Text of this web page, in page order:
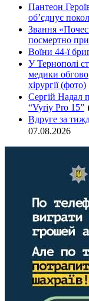
Пантеон
об’єднує
Звання
посмертно
Воїни 44-ї
У Тернополі
медики
хірургії (фото)
Сергій Надал
“Vyriy Pro 15”
Вдруге за
07.08.2026